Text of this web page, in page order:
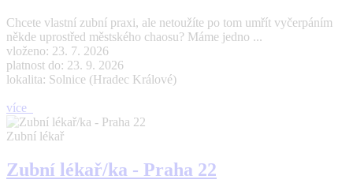
Chcete vlastní zubní praxi, ale netoužíte po tom umřít vyčerpáním
někde uprostřed městského chaosu? Máme jedno ...
vloženo: 23. 7. 2026
platnost do: 23. 9. 2026
lokalita: Solnice (Hradec Králové)
více
Zubní lékař
Zubní lékař/ka - Praha 22